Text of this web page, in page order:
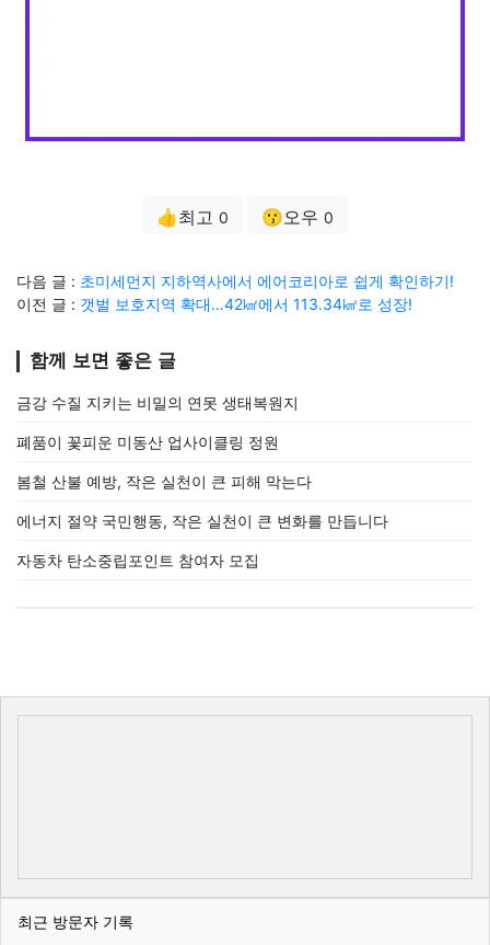
👍최고 0 😗오우 0
다음 글 : 초미세먼지 지하역사에서 에어코리아로 쉽게 확인하기!
이전 글 : 갯벌 보호지역 확대…42㎢에서 113.34㎢로 성장!
함께 보면 좋은 글
금강 수질 지키는 비밀의 연못 생태복원지
폐품이 꽃피운 미동산 업사이클링 정원
봄철 산불 예방, 작은 실천이 큰 피해 막는다
에너지 절약 국민행동, 작은 실천이 큰 변화를 만듭니다
자동차 탄소중립포인트 참여자 모집
최근 방문자 기록